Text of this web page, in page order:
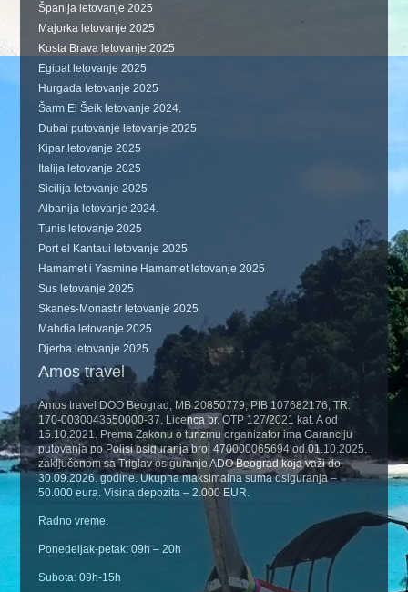
Španija letovanje 2025
Majorka letovanje 2025
Kosta Brava letovanje 2025
Egipat letovanje 2025
Hurgada letovanje 2025
Šarm El Šeik letovanje 2024.
Dubai putovanje letovanje 2025
Kipar letovanje 2025
Italija letovanje 2025
Sicilija letovanje 2025
Albanija letovanje 2024.
Tunis letovanje 2025
Port el Kantaui letovanje 2025
Hamamet i Yasmine Hamamet letovanje 2025
Sus letovanje 2025
Skanes-Monastir letovanje 2025
Mahdia letovanje 2025
Djerba letovanje 2025
Amos travel
Amos travel DOO Beograd, MB 20850779, PIB 107682176, TR:
170-0030043550000-37. Licenca br. OTP 127/2021 kat. A od
15.10.2021. Prema Zakonu o turizmu organizator ima Garanciju
putovanja po Polisi osiguranja broj 470000065694 od 01.10.2025.
zaključenom sa Triglav osiguranje ADO Beograd koja važi do
30.09.2026. godine. Ukupna maksimalna suma osiguranja –
50.000 eura. Visina depozita – 2.000 EUR.
Radno vreme:
Ponedeljak-petak: 09h – 20h
Subota: 09h-15h